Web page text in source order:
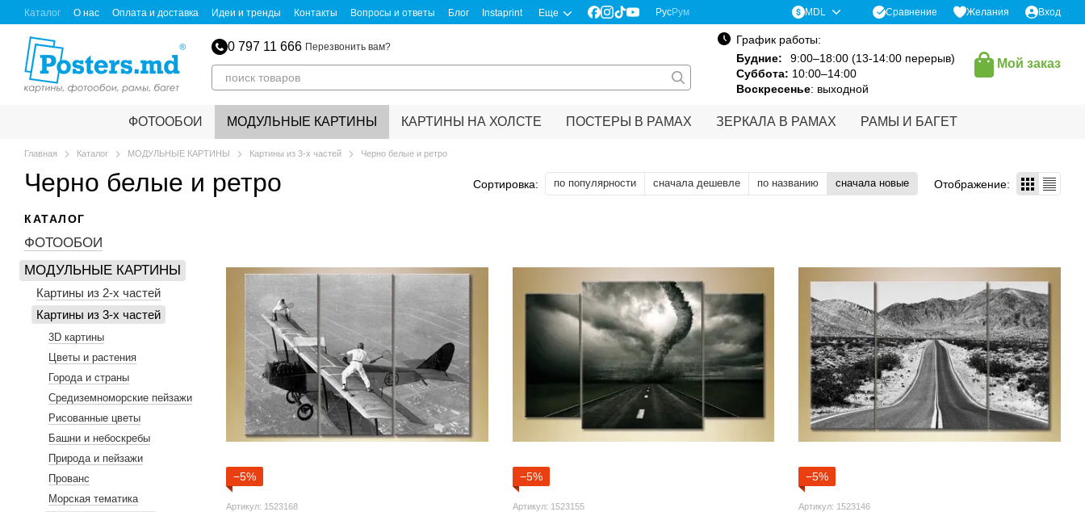
Перейти к основному контенту
Каталог О нас Оплата и доставка Идеи и тренды Контакты Вопросы и ответы Блог Instaprint Еще РусРум MDL Сравнение Желания Вход
0 797 11 666 Перезвонить вам?
График работы:
Будние:
9:00–18:00 (13-14:00 перерыв)
Суббота: 10:00–14:00
Воскресенье: выходной
Мой заказ
ФОТООБОИ МОДУЛЬНЫЕ КАРТИНЫ КАРТИНЫ НА ХОЛСТЕ ПОСТЕРЫ В РАМАХ ЗЕРКАЛА В РАМАХ РАМЫ И БАГЕТ
Главная Каталог МОДУЛЬНЫЕ КАРТИНЫ Картины из 3-х частей Черно белые и ретро
Черно белые и ретро Сортировка: по популярности сначала дешевле по названию сначала новые Отображение:
−5%
Артикул: 1523168
−5%
Артикул: 1523155
−5%
Артикул: 1523146
КАТАЛОГ
ФОТООБОИ
МОДУЛЬНЫЕ КАРТИНЫ
Картины из 2-х частей
Картины из 3-х частей
3D картины
Цветы и растения
Города и страны
Средиземноморские пейзажи
Рисованные цветы
Башни и небоскребы
Природа и пейзажи
Прованс
Морская тематика